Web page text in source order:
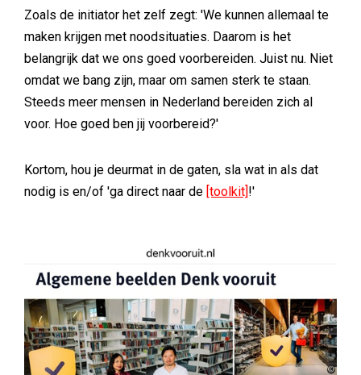
Zoals de initiator het zelf zegt: 'We kunnen allemaal te
maken krijgen met noodsituaties. Daarom is het
belangrijk dat we ons goed voorbereiden. Juist nu. Niet
omdat we bang zijn, maar om samen sterk te staan.
Steeds meer mensen in Nederland bereiden zich al
voor. Hoe goed ben jij voorbereid?'
Kortom, hou je deurmat in de gaten, sla wat in als dat
nodig is en/of 'ga direct naar de [toolkit]!'